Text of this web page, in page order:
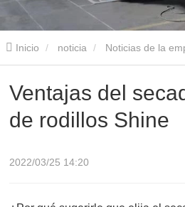
Inicio noticia Noticias de la
secador de chapa de rodillos Shine
Ventajas del
de rodillos Shine
2022/03/25 14:20